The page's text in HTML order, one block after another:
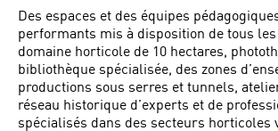
Des espaces et des équipes
performants mis à disposition de tous
domaine horticole de 10 hectares,
bibliothèque spécialisée, des zones
productions sous serres et tunnels,
réseau historique d’experts et de
spécialisés dans des secteurs horticoles